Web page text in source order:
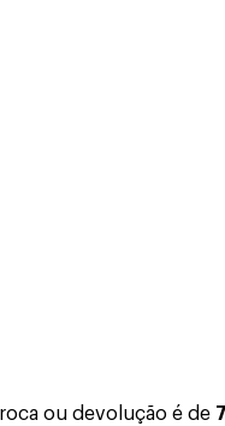
ou devolução é de